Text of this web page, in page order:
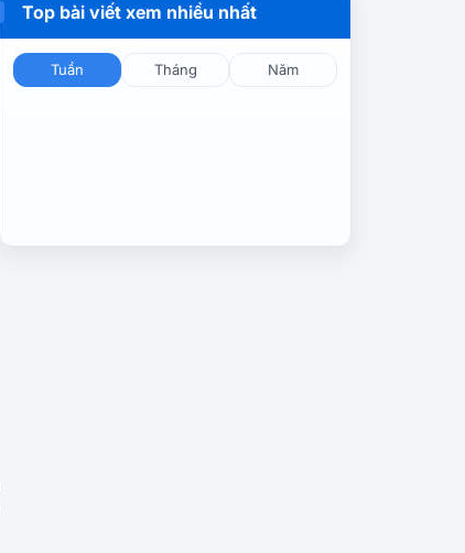
6 địa điểm tham quan hút
khách du lịch ở Venezuela
Top bài viết xem nhiều nhất
Tuần Tháng Năm